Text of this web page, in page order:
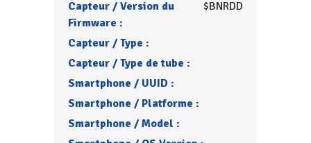
Capteur / Version du
Firmware :
$BNRDD
Capteur / Type :
Capteur / Type de tube :
Smartphone / UUID :
Smartphone / Platforme :
Smartphone / Model :